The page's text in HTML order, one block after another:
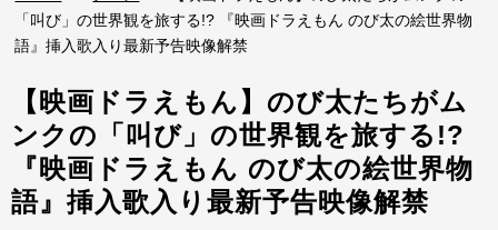
「叫び」の世界観を旅する!? 『映画ドラえもん のび太の絵世界物
語』挿入歌入り最新予告映像解禁
【映画ドラえもん】のび太たちがム
ンクの「叫び」の世界観を旅する!?
『映画ドラえもん のび太の絵世界物
語』挿入歌入り最新予告映像解禁